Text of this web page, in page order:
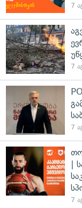
7
7
7
|
7